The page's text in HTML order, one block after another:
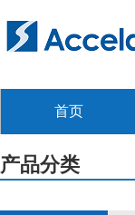
首页
产品分类